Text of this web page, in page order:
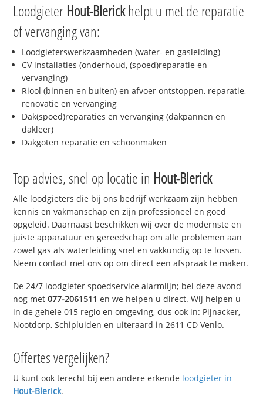
Loodgieter Hout-Blerickhelpt u met de reparatie
of vervanging van:
Loodgieterswerkzaamheden (water- en gasleiding)
CV installaties (onderhoud, (spoed)reparatie en
vervanging)
Riool (binnen en buiten) en afvoer ontstoppen, reparatie,
renovatie en vervanging
Dak(spoed)reparaties en vervanging (dakpannen en
dakleer)
Dakgoten reparatie en schoonmaken
Top advies, snel op locatie in Hout-Blerick
Alle loodgieters die bij ons bedrijf werkzaam zijn hebben
kennis en vakmanschap en zijn professioneel en goed
opgeleid. Daarnaast beschikken wij over de modernste en
juiste apparatuur en gereedschap om alle problemen aan
zowel gas als waterleiding snel en vakkundig op te lossen.
Neem contact met ons op om direct een afspraak te maken.
De 24/7 loodgieter spoedservice alarmlijn; bel deze avond
nog met077-2061511 en we helpen u direct. Wij helpen u
in de gehele 015 regio en omgeving, dus ook in: Pijnacker,
Nootdorp, Schipluiden en uiteraard in 2611 CD Venlo.
Offertes vergelijken?
U kunt ook terecht bij een andere erkende loodgieter in
Hout-Blerick.